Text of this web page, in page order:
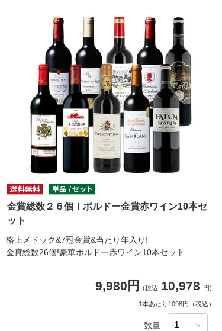
金賞総数２６個！ボルドー金賞赤ワイン10本セ
ット
格上メドック&7冠金賞&当たり年入り!
金賞総数26個!豪華ボルドー赤ワイン10本セット
9,980円 (税込 10,978 円)
1本あたり1098円（税込）
数量